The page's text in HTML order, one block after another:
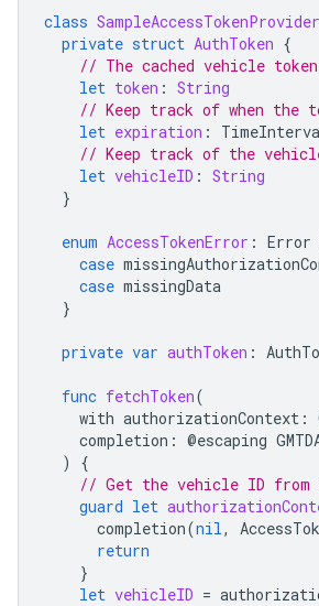
class SampleAccessTokenProvider
private struct AuthToken {
// The cached vehicle
let token : String
// Keep track of when the
let expiration :
// Keep track of the
let vehicleID : String
}
enum AccessTokenError : Error
case
case missingData
}
private var authToken :
func fetchToken(
with authorizationContext :
completion : @escaping
)
{
// Get the vehicle ID from
guard let
completion(nil,
return
}
let vehicleID =